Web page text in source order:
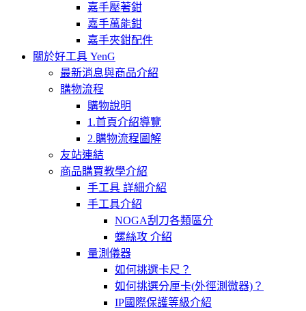
嘉手壓著鉗
嘉手萬能鉗
嘉手夾鉗配件
關於好工具 YenG
最新消息與商品介紹
購物流程
購物說明
1.首頁介紹導覽
2.購物流程圖解
友站連結
商品購買教學介紹
手工具 詳細介紹
手工具介紹
NOGA刮刀各類區分
螺絲攻 介紹
量測儀器
如何挑選卡尺？
如何挑選分厘卡(外徑測微器)？
IP國際保護等級介紹